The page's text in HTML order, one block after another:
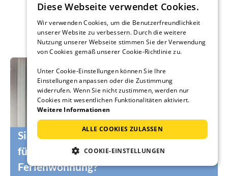
Sie suchen noch die passenden Urlauber
für Ihr Ferienhaus oder Ihre
Ferienwohnung?
Diese Webseite verwendet Cookies.
Wir verwenden Cookies, um die Benutzerfreundlichkeit
unserer Website zu verbessern. Durch die weitere
Nutzung unserer Webseite stimmen Sie der Verwendung
von Cookies gemäß unserer Cookie-Richtlinie zu.
Unter Cookie-Einstellungen können Sie Ihre
Einstellungen anpassen oder die Zustimmung
widerrufen. Wenn Sie nicht zustimmen, werden nur
Cookies mit wesentlichen Funktionalitäten aktiviert.
Weitere Informationen
ALLE COOKIES ZULASSEN
COOKIE-EINSTELLUNGEN